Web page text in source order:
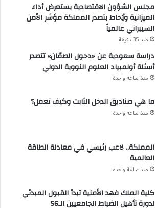
مجلس الشؤون الاقتصادية يستعرض أداء
الميزانية ويُحاط بتصدر المملكة مؤشر الأمن
السيبراني عالمياً
منذ 35 دقيقة
دراسة سعودية عن «دحول الصمّان» تتصدر
أسئلة أولمبياد العلوم النووية الدولي
منذ ساعة واحدة
ما هي صناديق الدخل الثابت وكيف تعمل؟
منذ ساعة واحدة
المملكة.. لاعب رئيسي في معادلة الطاقة
العالمية
منذ ساعة واحدة
كلية الملك فهد الأمنية تبدأ القبول المبدئي
لدورة تأهيل الضباط الجامعيين الـ56